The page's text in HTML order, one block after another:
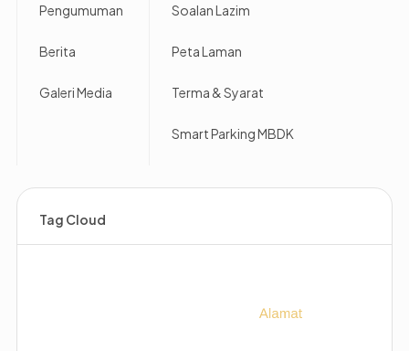
Pengumuman
Berita
Galeri Media
Soalan Lazim
Peta Laman
Terma & Syarat
Smart Parking MBDK
Tag Cloud